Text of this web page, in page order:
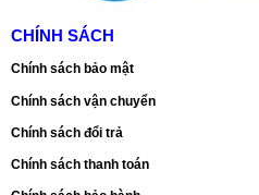
CHÍNH SÁCH
Chính sách bảo mật
Chính sách vận chuyển
Chính sách đổi trả
Chính sách thanh toán